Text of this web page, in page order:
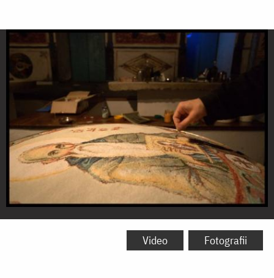
Pregătirea
Video Fotografii